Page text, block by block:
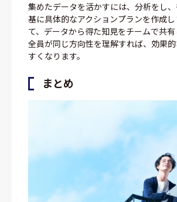
集めたデータを活かすには、分析をし
基に具体的なアクションプランを作成
て、データから得た知見をチームで共
全員が同じ方向性を理解すれば、効果
すくなります。
まとめ